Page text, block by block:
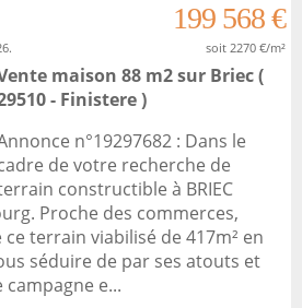
199 568 €
soit 2270 €/m²
maison 88 m2sur Briec(
- Finistere )
n°19297682 : Dans le
de votre recherche de
constructible à BRIEC
Proche des commerces,
terrain viabilisé de 417m² en
séduire de par ses atouts et
e...